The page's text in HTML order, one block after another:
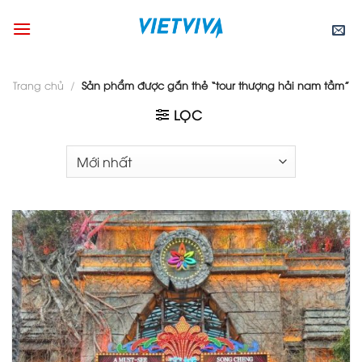
Trang chủ / Sản phẩm được gắn thẻ “tour thượng hải nam tầm”
LỌC